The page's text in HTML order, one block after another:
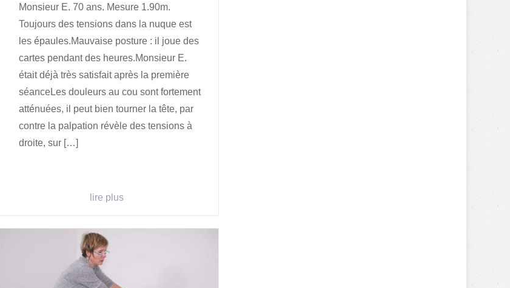
Monsieur E. 70 ans. Mesure 1.90m.
Toujours des tensions dans la nuque est
les épaules.Mauvaise posture : il joue des
cartes pendant des heures.Monsieur E.
était déjà très satisfait après la première
séanceLes douleurs au cou sont fortement
atténuées, il peut bien tourner la tête, par
contre la palpation révèle des tensions à
droite, sur […]
lire plus